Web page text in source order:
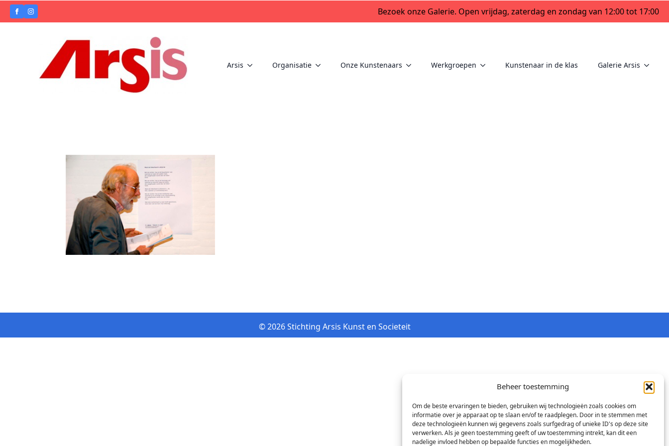
Beheer toestemming
Om de beste ervaringen te bieden, gebruiken wij technologieën zoals cookies om
informatie over je apparaat op te slaan en/of te raadplegen. Door in te stemmen met
deze technologieën kunnen wij gegevens zoals surfgedrag of unieke ID's op deze site
verwerken. Als je geen toestemming geeft of uw toestemming intrekt, kan dit een
nadelige invloed hebben op bepaalde functies en mogelijkheden.
Bezoek onze Galerie. Open vrijdag, zaterdag en zondag van 12:00 tot 17:00
Arsis Organisatie Onze Kunstenaars Werkgroepen Kunstenaar in de klas Galerie Arsis
© 2026 Stichting Arsis Kunst en Societeit